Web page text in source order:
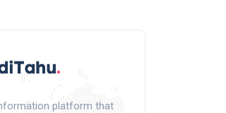
platform that